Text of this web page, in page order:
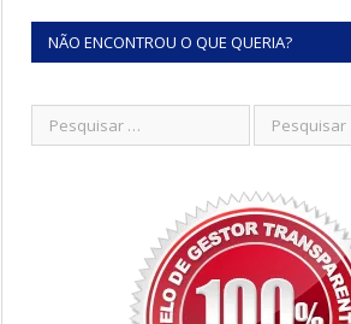
NÃO ENCONTROU O QUE QUERIA?